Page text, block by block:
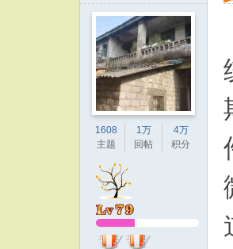
1608
主题
1万
回帖
4万
积分